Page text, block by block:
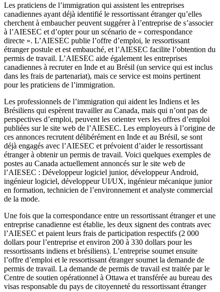
Les praticiens de l’immigration qui assistent les entreprises
canadiennes ayant déjà identifié le ressortissant étranger qu’elles
cherchent à embaucher peuvent suggérer à l’entreprise de s’associer
à l’AIESEC et d’opter pour un scénario de « correspondance
directe ». L’AIESEC publie l’offre d’emploi, le ressortissant
étranger postule et est embauché, et l’AIESEC facilite l’obtention du
permis de travail. L’AIESEC aide également les entreprises
canadiennes à recruter en Inde et au Brésil (un service qui est inclus
dans les frais de partenariat), mais ce service est moins pertinent
pour les praticiens de l’immigration.
Les professionnels de l’immigration qui aident les Indiens et les
Brésiliens qui espèrent travailler au Canada, mais qui n’ont pas de
perspectives d’emploi, peuvent les orienter vers les offres d’emploi
publiées sur le site web de l’AIESEC. Les employeurs à l’origine de
ces annonces recrutent délibérément en Inde et au Brésil, se sont
déjà engagés avec l’AIESEC et prévoient d’aider le ressortissant
étranger à obtenir un permis de travail. Voici quelques exemples de
postes au Canada actuellement annoncés sur le site web de
l’AIESEC : Développeur logiciel junior, développeur Android,
ingénieur logiciel, développeur UI/UX, ingénieur mécanique junior
en formation, technicien de l’environnement et analyste commercial
de la mode.
Une fois que la correspondance entre un ressortissant étranger et une
entreprise canadienne est établie, les deux signent des contrats avec
l’AIESEC et paient leurs frais de participation respectifs (2 000
dollars pour l’entreprise et environ 200 à 330 dollars pour les
ressortissants indiens et brésiliens). L’entreprise soumet ensuite
l’offre d’emploi et le ressortissant étranger soumet la demande de
permis de travail. La demande de permis de travail est traitée par le
Centre de soutien opérationnel à Ottawa et transférée au bureau des
visas responsable du pays de citoyenneté du ressortissant étranger